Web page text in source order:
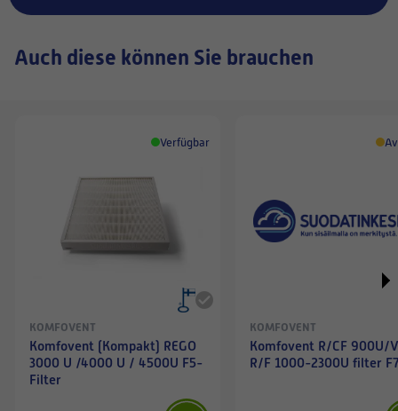
Auch diese können Sie brauchen
Verfügbar
KOMFOVENT
Komfovent (Kompakt) REGO
3000 U /4000 U / 4500U F5-
Filter
KOMFOVENT
Komfovent R/CF 900U/
R/F 1000-2300U filter